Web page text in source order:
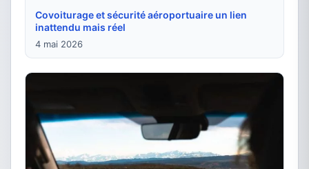
Covoiturage et sécurité aéroportuaire un lien
inattendu mais réel
4 mai 2026